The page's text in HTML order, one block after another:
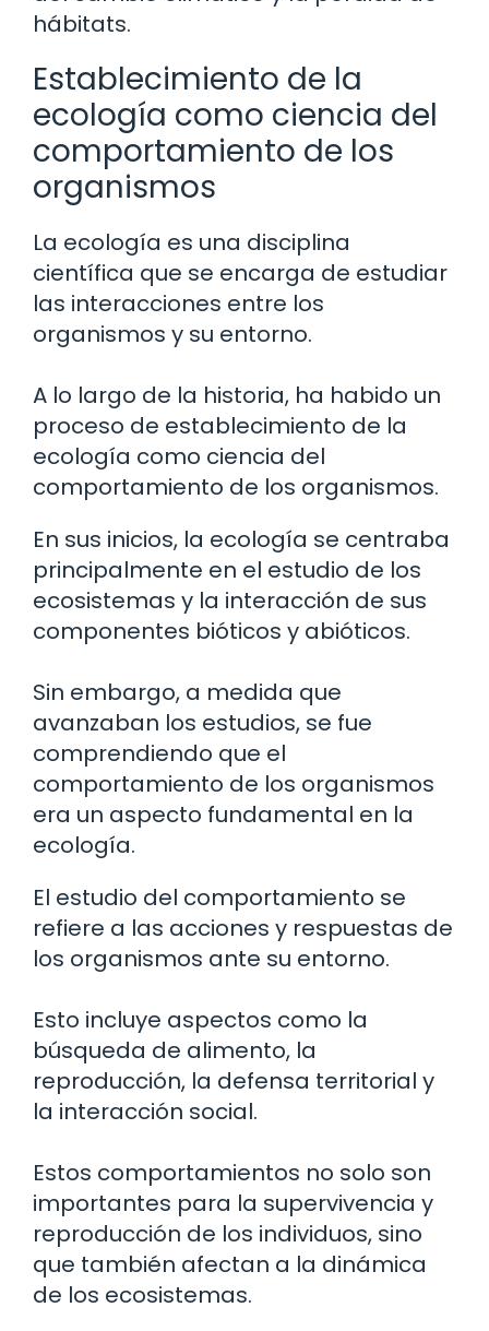
hábitats.
Establecimiento de la
ecología como ciencia del
comportamiento de los
organismos
La ecología es una disciplina
científica que se encarga de estudiar
las interacciones entre los
organismos y su entorno.
A lo largo de la historia, ha habido un
proceso de establecimiento de la
ecología como ciencia del
comportamiento de los organismos.
En sus inicios, la ecología se centraba
principalmente en el estudio de los
ecosistemas y la interacción de sus
componentes bióticos y abióticos.
Sin embargo, a medida que
avanzaban los estudios, se fue
comprendiendo que el
comportamiento de los organismos
era un aspecto fundamental en la
ecología.
El estudio del comportamiento se
refiere a las acciones y respuestas de
los organismos ante su entorno.
Esto incluye aspectos como la
búsqueda de alimento, la
reproducción, la defensa territorial y
la interacción social.
Estos comportamientos no solo son
importantes para la supervivencia y
reproducción de los individuos, sino
que también afectan a la dinámica
de los ecosistemas.